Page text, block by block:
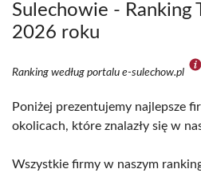
Sulechowie - Ranking
2026 roku
Ranking według portalu e-sulechow.pl
Poniżej prezentujemy najlepsze
okolicach, które znalazły się w
Wszystkie firmy w naszym